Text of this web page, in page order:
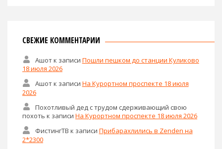
СВЕЖИЕ КОММЕНТАРИИ
Ашотк записи Пошли пешком до станции Куликово
18 июля 2026
Ашотк записи На Курортном проспекте 18 июля
2026
Похотливый дед с трудом сдерживающий свою
похоть к записи На Курортном проспекте 18 июля 2026
ФистингТВ к записи Прибарахлились в Zenden на
2*2300